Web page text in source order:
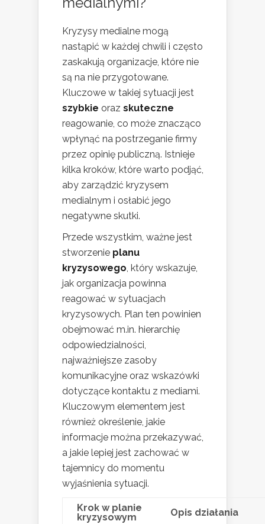
Kryzysy medialne mogą
nastąpić w każdej chwili i często
zaskakują organizacje, które nie
są na nie przygotowane.
Kluczowe w takiej sytuacji jest
szybkie oraz skuteczne
reagowanie, co może znacząco
wpłynąć na postrzeganie firmy
przez opinię publiczną. Istnieje
kilka kroków, które warto podjąć,
aby zarządzić kryzysem
medialnym i osłabić jego
negatywne skutki.
Przede wszystkim, ważne jest
stworzenie planu
kryzysowego, który wskazuje,
jak organizacja powinna
reagować w sytuacjach
kryzysowych. Plan ten powinien
obejmować m.in. hierarchię
odpowiedzialności,
najważniejsze zasoby
komunikacyjne oraz wskazówki
dotyczące kontaktu z mediami.
Kluczowym elementem jest
również określenie, jakie
informacje można przekazywać,
a jakie lepiej jest zachować w
tajemnicy do momentu
wyjaśnienia sytuacji.
Krok w planie
kryzysowym
Opis działania